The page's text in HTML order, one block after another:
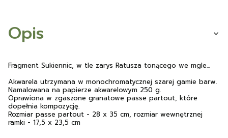
Opis
Fragment Sukiennic, w tle zarys Ratusza tonącego we mgle...
Akwarela utrzymana w monochromatycznej szarej gamie barw.
Namalowana na papierze akwarelowym 250 g.
Oprawiona w zgaszone granatowe passe partout, które
dopełnia kompozycję.
Rozmiar passe partout - 28 x 35 cm, rozmiar wewnętrznej
ramki - 17,5 x 23,5 cm